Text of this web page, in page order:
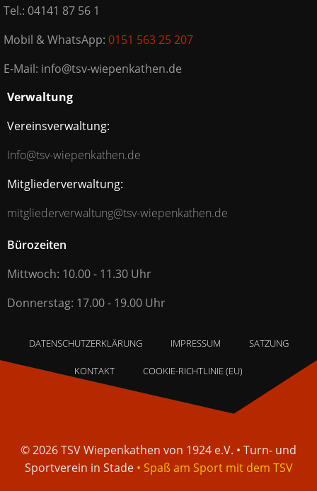
Tel.: 04141 87 56 1
Mobil & WhatsApp: 0151 563 25 207
E-Mail: info@tsv-wiepenkathen.de
Bürozeiten
Mittwoch: 10.00 - 11.30 Uhr
Donnerstag: 17.00 - 19.00 Uhr
Verwaltung
Vereinsverwaltung:
Info@tsv-wiepenkathen.de
Mitgliederverwaltung:
mitgliederverwaltung@tsv-wiepenkathen.de
DATENSCHUTZERKLÄRUNG IMPRESSUM SATZUNG
KONTAKT COOKIE-RICHTLINIE (EU)
© 2026 TSV Wiepenkathen von 1924 e.V. • Turn- und
Sportverein in Stade • Spaß am Sport mit dem TSV